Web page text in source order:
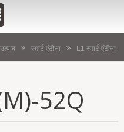
उत्पाद स्मार्ट एंटीना L1 स्मार्ट एंटीना
52Q